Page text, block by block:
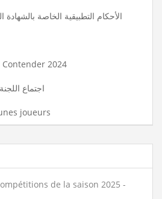
الأحكام التطبيقية الخاصة بالشهادة
Contender 2024
اجتماع اللجنة
joueurs
de la saison 2025 -